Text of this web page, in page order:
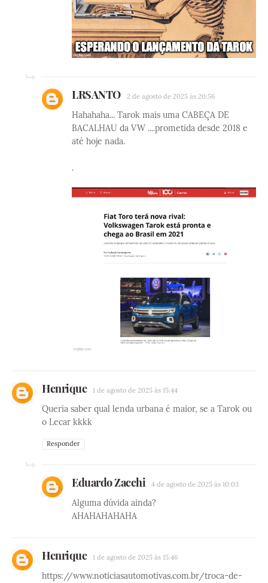
LRSANTO 2 de agosto de 2025 às 20:56
Hahahaha... Tarok mais uma CABEÇA DE
BACALHAU da VW ....prometida desde 2018 e
até hoje nada.
.
Henrique 1 de agosto de 2025 às 15:44
Queria saber qual lenda urbana é maior, se a Tarok ou
o Lecar kkkk
Responder
Eduardo Zacchi 4 de agosto de 2025 às 10:03
Alguma dúvida ainda?
AHAHAHAHAHA
Henrique 1 de agosto de 2025 às 15:46
https://www.noticiasautomotivas.com.br/troca-de-